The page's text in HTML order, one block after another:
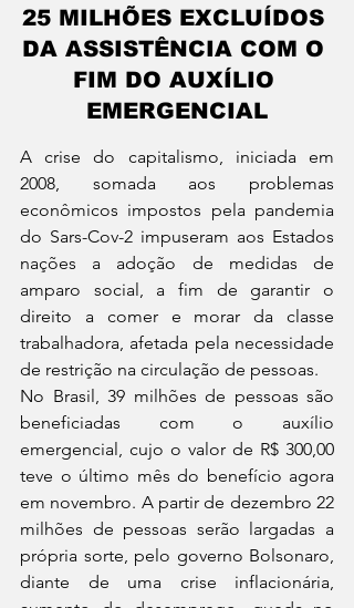
25 MILHÕES EXCLUÍDOS
DA ASSISTÊNCIA COM O
FIM DO AUXÍLIO
EMERGENCIAL
A crise do capitalismo, iniciada em
2008, somada aos problemas
econômicos impostos pela pandemia
do Sars-Cov-2 impuseram aos Estados
nações a adoção de medidas de
amparo social, a fim de garantir o
direito a comer e morar da classe
trabalhadora, afetada pela necessidade
de restrição na circulação de pessoas.
No Brasil, 39 milhões de pessoas são
beneficiadas com o auxílio
emergencial, cujo o valor de R$ 300,00
teve o último mês do benefício agora
em novembro. A partir de dezembro 22
milhões de pessoas serão largadas a
própria sorte, pelo governo Bolsonaro,
diante de uma crise inflacionária,